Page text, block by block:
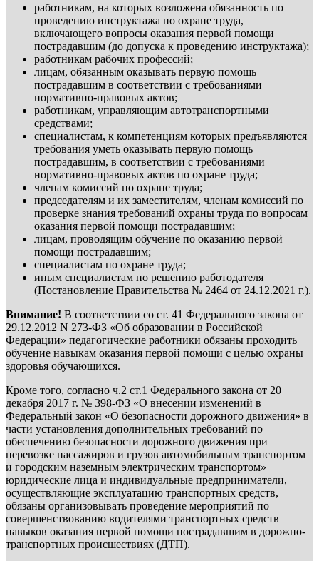
работникам, на которых возложена обязанность по
проведению инструктажа по охране труда,
включающего вопросы оказания первой помощи
пострадавшим (до допуска к проведению инструктажа);
работникам рабочих профессий;
лицам, обязанным оказывать первую помощь
пострадавшим в соответствии с требованиями
нормативно-правовых актов;
работникам, управляющим автотранспортными
средствами;
специалистам, к компетенциям которых предъявляются
требования уметь оказывать первую помощь
пострадавшим, в соответствии с требованиями
нормативно-правовых актов по охране труда;
членам комиссий по охране труда;
председателям и их заместителям, членам комиссий по
проверке знания требований охраны труда по вопросам
оказания первой помощи пострадавшим;
лицам, проводящим обучение по оказанию первой
помощи пострадавшим;
специалистам по охране труда;
иным специалистам по решению работодателя
(Постановление Правительства № 2464 от 24.12.2021 г.).
Внимание! В соответствии со ст. 41 Федерального закона от
29.12.2012 N 273-ФЗ «Об образовании в Российской
Федерации» педагогические работники обязаны проходить
обучение навыкам оказания первой помощи с целью охраны
здоровья обучающихся.
Кроме того, согласно ч.2 ст.1 Федерального закона от 20
декабря 2017 г. № 398-ФЗ «О внесении изменений в
Федеральный закон «О безопасности дорожного движения» в
части установления дополнительных требований по
обеспечению безопасности дорожного движения при
перевозке пассажиров и грузов автомобильным транспортом
и городским наземным электрическим транспортом»
юридические лица и индивидуальные предприниматели,
осуществляющие эксплуатацию транспортных средств,
обязаны организовывать проведение мероприятий по
совершенствованию водителями транспортных средств
навыков оказания первой помощи пострадавшим в дорожно-
транспортных происшествиях (ДТП).